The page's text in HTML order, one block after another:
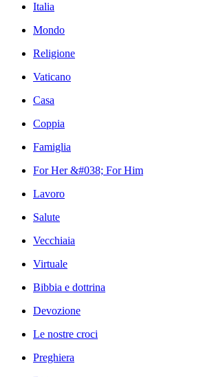
Italia
Mondo
Religione
Vaticano
Casa
Coppia
Famiglia
For Her &#038; For Him
Lavoro
Salute
Vecchiaia
Virtuale
Bibbia e dottrina
Devozione
Le nostre croci
Preghiera